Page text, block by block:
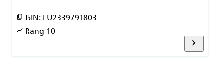
content_copy ISIN: LU2339791803
show_chart Rang 10
chevron_right